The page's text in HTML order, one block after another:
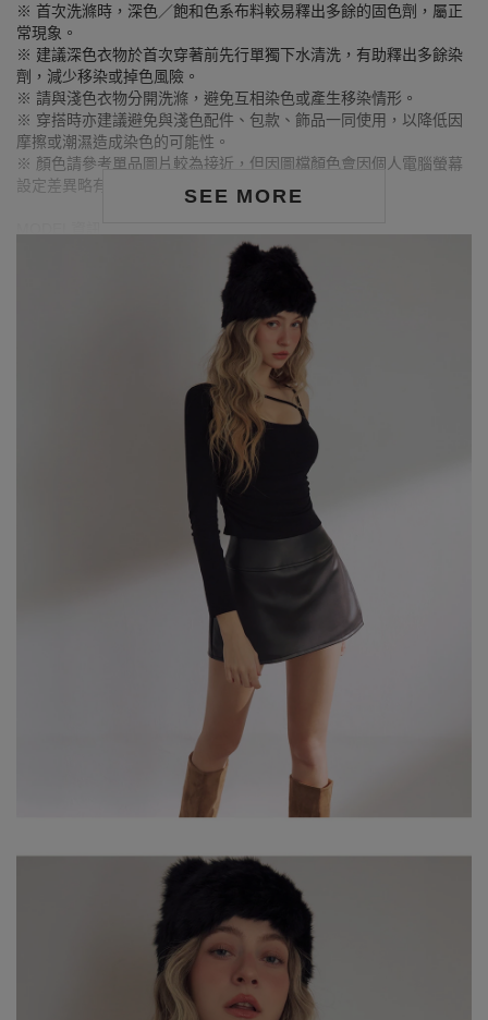
SEE MORE
※ 首次洗滌時，深色／飽和色系布料較易釋出多餘的固色劑，屬正
常現象。
※ 建議深色衣物於首次穿著前先行單獨下水清洗，有助釋出多餘染
劑，減少移染或掉色風險。
※ 請與淺色衣物分開洗滌，避免互相染色或產生移染情形。
※ 穿搭時亦建議避免與淺色配件、包款、飾品一同使用，以降低因
摩擦或潮濕造成染色的可能性。
※ 顏色請參考單品圖片較為接近，但因圖檔顏色會因個人電腦螢幕
設定差異略有不同，請以實際商品顏色為準。
腰圍Waist：71cm／臀圍hips：99cm
身高173cm／胸圍Bust：83cm
腰圍Waist：57cm／臀圍hips：88cm
試穿報告：模特兒穿著S號